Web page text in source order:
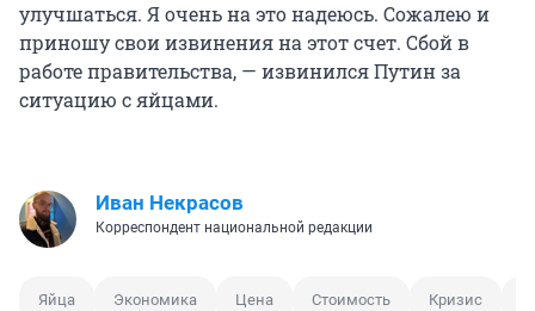
улучшаться. Я очень на это надеюсь. Сожалею и
приношу свои извинения на этот счет. Сбой в
работе правительства, — извинился Путин за
ситуацию с яйцами.
Иван Некрасов
Корреспондент национальной редакции
Яйца Экономика Цена Стоимость Кризис